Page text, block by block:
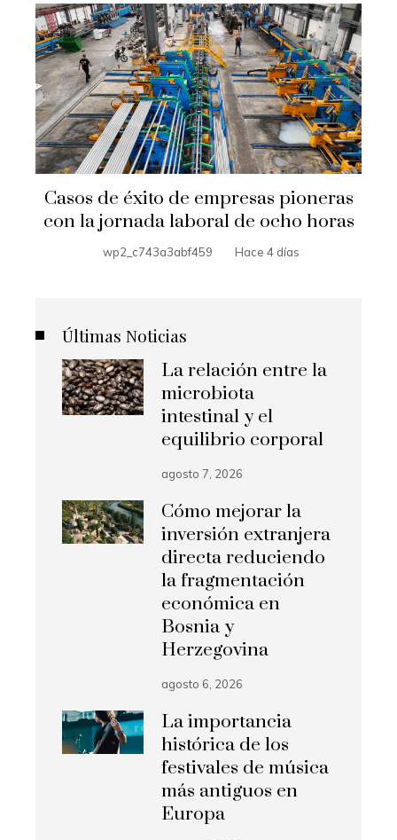
Casos de éxito de empresas pioneras
con la jornada laboral de ocho horas
wp2_c743a3abf459 Hace 4 días
Últimas Noticias
La relación entre la
microbiota
intestinal y el
equilibrio corporal
agosto 7, 2026
Cómo mejorar la
inversión extranjera
directa reduciendo
la fragmentación
económica en
Bosnia y
Herzegovina
agosto 6, 2026
La importancia
histórica de los
festivales de música
más antiguos en
Europa